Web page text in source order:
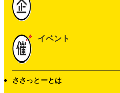
イベント
ささっとーとは